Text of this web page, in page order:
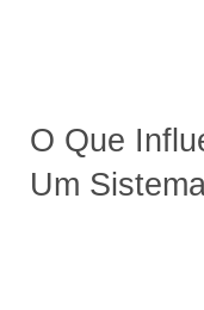
O Que
Um